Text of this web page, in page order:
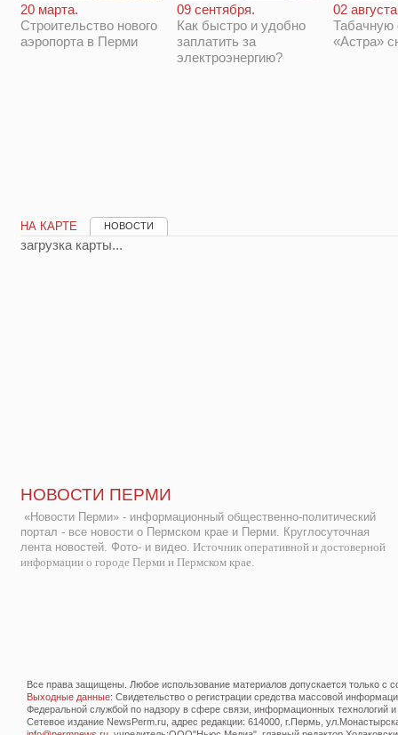
20 марта.
Строительство нового
аэропорта в Перми
09 сентября.
Как быстро и удобно
заплатить за
электроэнергию?
02
Табачную
«Астра»
НА КАРТЕ НОВОСТИ
загрузка карты...
НОВОСТИ ПЕРМИ
«Новости Перми» - информационный общественно-политический
портал - все новости о Пермском крае и Перми. Круглосуточная
лента новостей. Фото- и видео. Источник оперативной и достоверной
информации о городе Перми и Пермском крае.
Все права защищены. Любое использование материалов допускается только с
Выходные данные: Свидетельство о регистрации средства массовой
Федеральной службой по надзору в сфере связи, информационных технологий
Сетевое издание NewsPerm.ru, адрес редакции: 614000, г.Пермь,